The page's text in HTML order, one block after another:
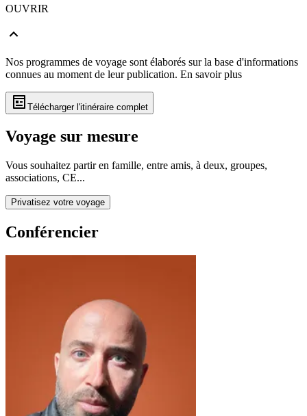
OUVRIR
Nos programmes de voyage sont élaborés sur la base d'informations
connues au moment de leur publication. En savoir plus
Télécharger l'itinéraire complet
Voyage sur mesure
Vous souhaitez partir en famille, entre amis, à deux, groupes,
associations, CE...
Privatisez votre voyage
Conférencier